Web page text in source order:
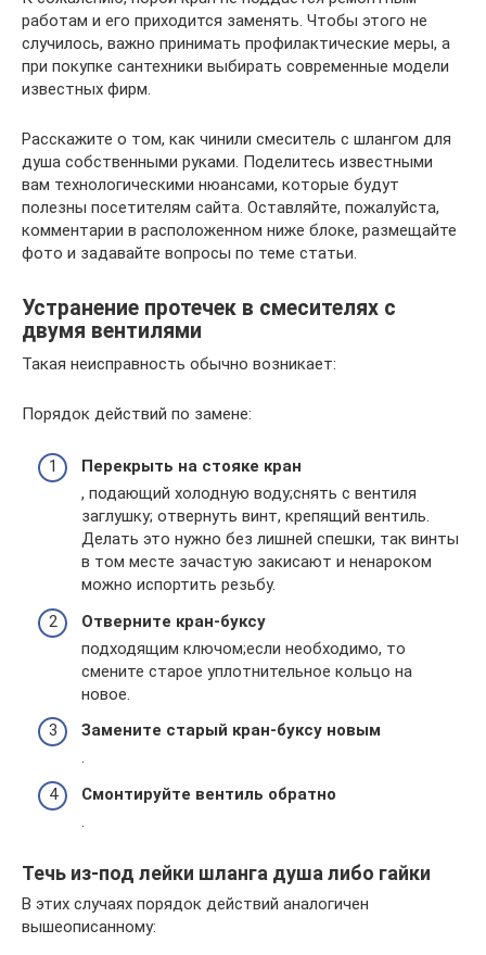
работам и его приходится заменять. Чтобы этого не
случилось, важно принимать профилактические меры, а
при покупке сантехники выбирать современные модели
известных фирм.
Расскажите о том, как чинили смеситель с шлангом для
душа собственными руками. Поделитесь известными
вам технологическими нюансами, которые будут
полезны посетителям сайта. Оставляйте, пожалуйста,
комментарии в расположенном ниже блоке, размещайте
фото и задавайте вопросы по теме статьи.
Устранение протечек в смесителях с
двумя вентилями
Такая неисправность обычно возникает:
Порядок действий по замене:
Перекрыть на стояке кран
, подающий холодную воду;снять с вентиля
заглушку; отвернуть винт, крепящий вентиль.
Делать это нужно без лишней спешки, так винты
в том месте зачастую закисают и ненароком
можно испортить резьбу.
Отверните кран-буксу
подходящим ключом;если необходимо, то
смените старое уплотнительное кольцо на
новое.
Замените старый кран-буксу новым
.
Смонтируйте вентиль обратно
Течь из-под лейки шланга душа либо гайки
В этих случаях порядок действий аналогичен
вышеописанному: